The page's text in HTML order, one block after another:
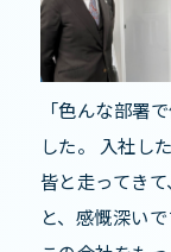
「色んな部署
した。 入社し
皆と走ってき
と、感慨深い